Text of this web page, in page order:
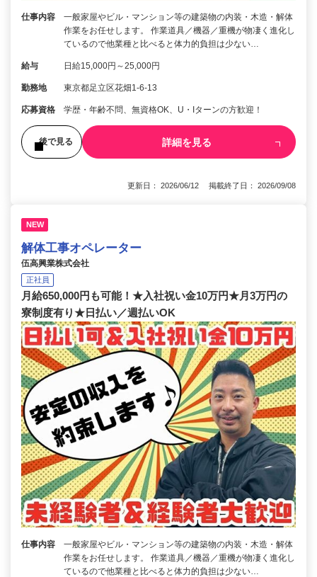
仕事内容
一般家屋やビル・マンション等の建築物の内装・木造・解体
作業をお任せします。 作業道具／機器／重機が物凄く進化し
ているので他業種と比べると体力的負担は少ない…
給与 日給15,000円～25,000円
勤務地 東京都足立区花畑1-6-13
応募資格 学歴・年齢不問、無資格OK、U・Iターンの方歓迎！
後で見る 詳細を見る
更新日： 2026/06/12 掲載終了日： 2026/09/08
NEW
解体工事オペレーター
伍高興業株式会社
正社員
月給650,000円も可能！★入社祝い金10万円★月3万円の
寮制度有り★日払い／週払いOK
仕事内容
一般家屋やビル・マンション等の建築物の内装・木造・解体
作業をお任せします。 作業道具／機器／重機が物凄く進化し
ているので他業種と比べると体力的負担は少ない…